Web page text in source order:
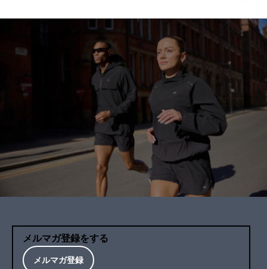
メルマガ登録をする
メルマガ登録